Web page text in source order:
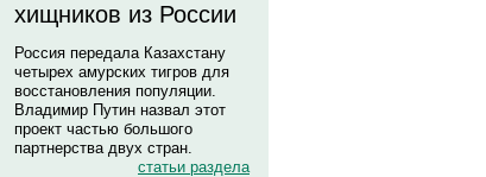
хищников из России
Россия передала Казахстану
четырех амурских тигров для
восстановления популяции.
Владимир Путин назвал этот
проект частью большого
партнерства двух стран.
статьи раздела